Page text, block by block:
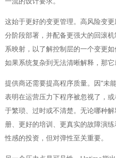
这始于更好的变更管理。高风险变
分阶段部署，并配备更强大的回滚
系映射，以了解控制层的一个变更
如果系统复杂到无法清晰解释，那它
提供商还需要提高程序质量。因"未
表明在运营压力下程序被忽视了，
于繁琐、过时或不清楚。无论哪种
册、更好的培训、更真实的故障演
性感的投资，但对弹性至关重要。